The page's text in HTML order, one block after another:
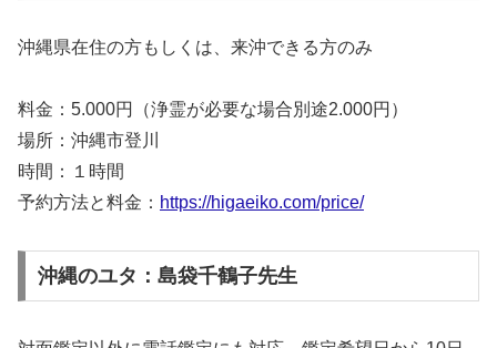
沖縄県在住の方もしくは、来沖できる方のみ
料金：5.000円（浄霊が必要な場合別途2.000円）
場所：沖縄市登川
時間：１時間
予約方法と料金： https://higaeiko.com/price/
沖縄のユタ：島袋千鶴子先生